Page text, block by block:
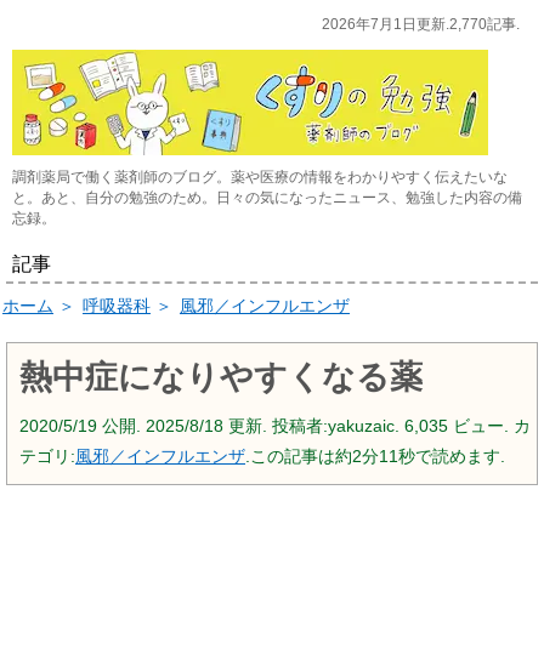
2026年7月1日更新.2,770記事.
調剤薬局で働く薬剤師のブログ。薬や医療の情報をわかりやすく伝えたいな
と。あと、自分の勉強のため。日々の気になったニュース、勉強した内容の備
忘録。
記事
ホーム ＞ 呼吸器科 ＞ 風邪／インフルエンザ
熱中症になりやすくなる薬
2020/5/19 公開. 2025/8/18 更新. 投稿者:yakuzaic. 6,035 ビュー. カ
テゴリ:風邪／インフルエンザ .この記事は約2分11秒で読めます.